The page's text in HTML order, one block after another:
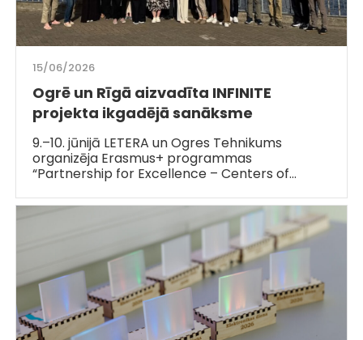
15/06/2026
Ogrē un Rīgā aizvadīta INFINITE
projekta ikgadējā sanāksme
9.–10. jūnijā LETERA un Ogres Tehnikums
organizēja Erasmus+ programmas
“Partnership for Excellence – Centers of…